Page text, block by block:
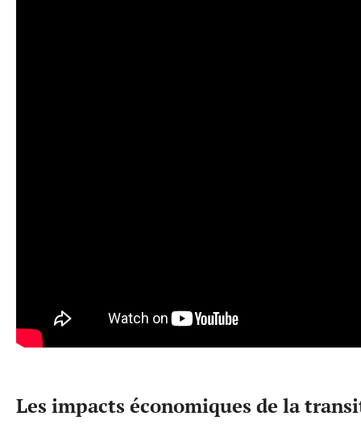
Les impacts économiques de la